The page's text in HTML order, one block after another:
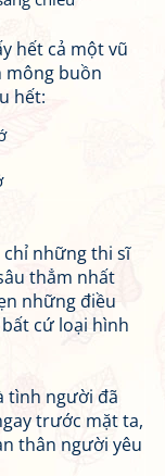
hết cả một vũ
mông buồn
hết:
những thi sĩ
thẳm nhất
những điều
cứ loại hình
tình người đã
trước mặt ta,
thân người yêu